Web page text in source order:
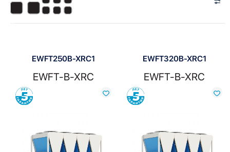
Показать:
EWFT250B-XRC1
EWFT-B-XRC
Сравнить
EWFT320B-XRC1
EWFT-B-XRC
Сравнить